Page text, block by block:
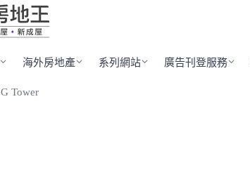
海外房地產 系列網站 廣告刊登服務
Tower